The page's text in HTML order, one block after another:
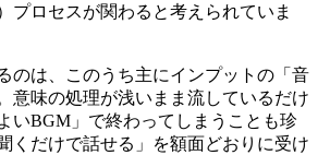
プロセスが関わると考えられていま
のは、このうち主にインプットの「音
意味の処理が浅いまま流しているだけ
いBGM」で終わってしまうことも珍
くだけで話せる」を額面どおりに受け